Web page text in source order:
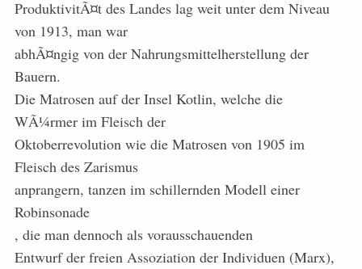
ProduktivitÃ¤t des Landes lag weit unter dem Niveau
von 1913, man war
abhÃ¤ngig von der Nahrungsmittelherstellung der
Bauern.
Die Matrosen auf der Insel Kotlin, welche die
WÃ¼rmer im Fleisch der
Oktoberrevolution wie die Matrosen von 1905 im
Fleisch des Zarismus
anprangern, tanzen im schillernden Modell einer
Robinsonade
, die man dennoch als vorausschauenden
Entwurf der freien Assoziation der Individuen (Marx),